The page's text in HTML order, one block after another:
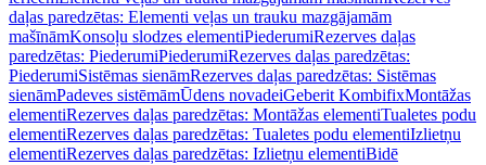
daļas paredzētas: Elementi veļas un trauku mazgājamām
mašīnāmKonsoļu slodzes elementiPiederumiRezerves daļas
paredzētas: PiederumiPiederumiRezerves daļas paredzētas:
PiederumiSistēmas sienāmRezerves daļas paredzētas: Sistēmas
sienāmPadeves sistēmāmŪdens novadeiGeberit KombifixMontāžas
elementiRezerves daļas paredzētas: Montāžas elementiTualetes podu
elementiRezerves daļas paredzētas: Tualetes podu elementiIzlietņu
elementiRezerves daļas paredzētas: Izlietņu elementiBidē